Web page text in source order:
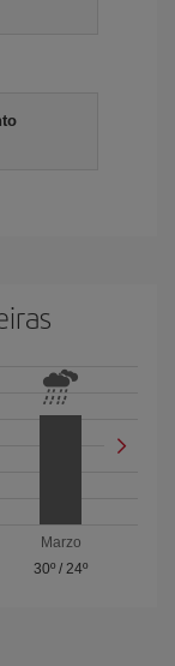
Marzo
30º / 24º